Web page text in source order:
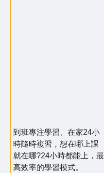
到班專注學習、在家24小
時隨時複習，想在哪上課
就在哪?24小時都能上，最
高效率的學習模式。